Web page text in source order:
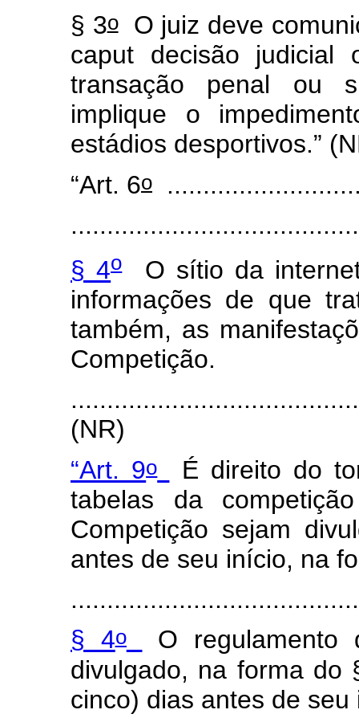
§ 3oO juiz deve
caput decisão judicial
transação penal ou
implique o
estádios desportivos.”
“Art. 6o
§ 4oO sítio da internet
informações de que
também, as
Competição.
(NR)
“Art. 9o
É direito do
tabelas da
Competição sejam
antes de seu início, na
§ 4o
O regulamento
divulgado, na forma do
cinco) dias antes de seu